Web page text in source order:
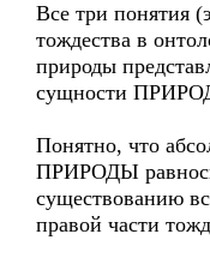
Все три понятия
тождества в
природы
сущности
Понятно, что
ПРИРОДЫ
существованию
правой части